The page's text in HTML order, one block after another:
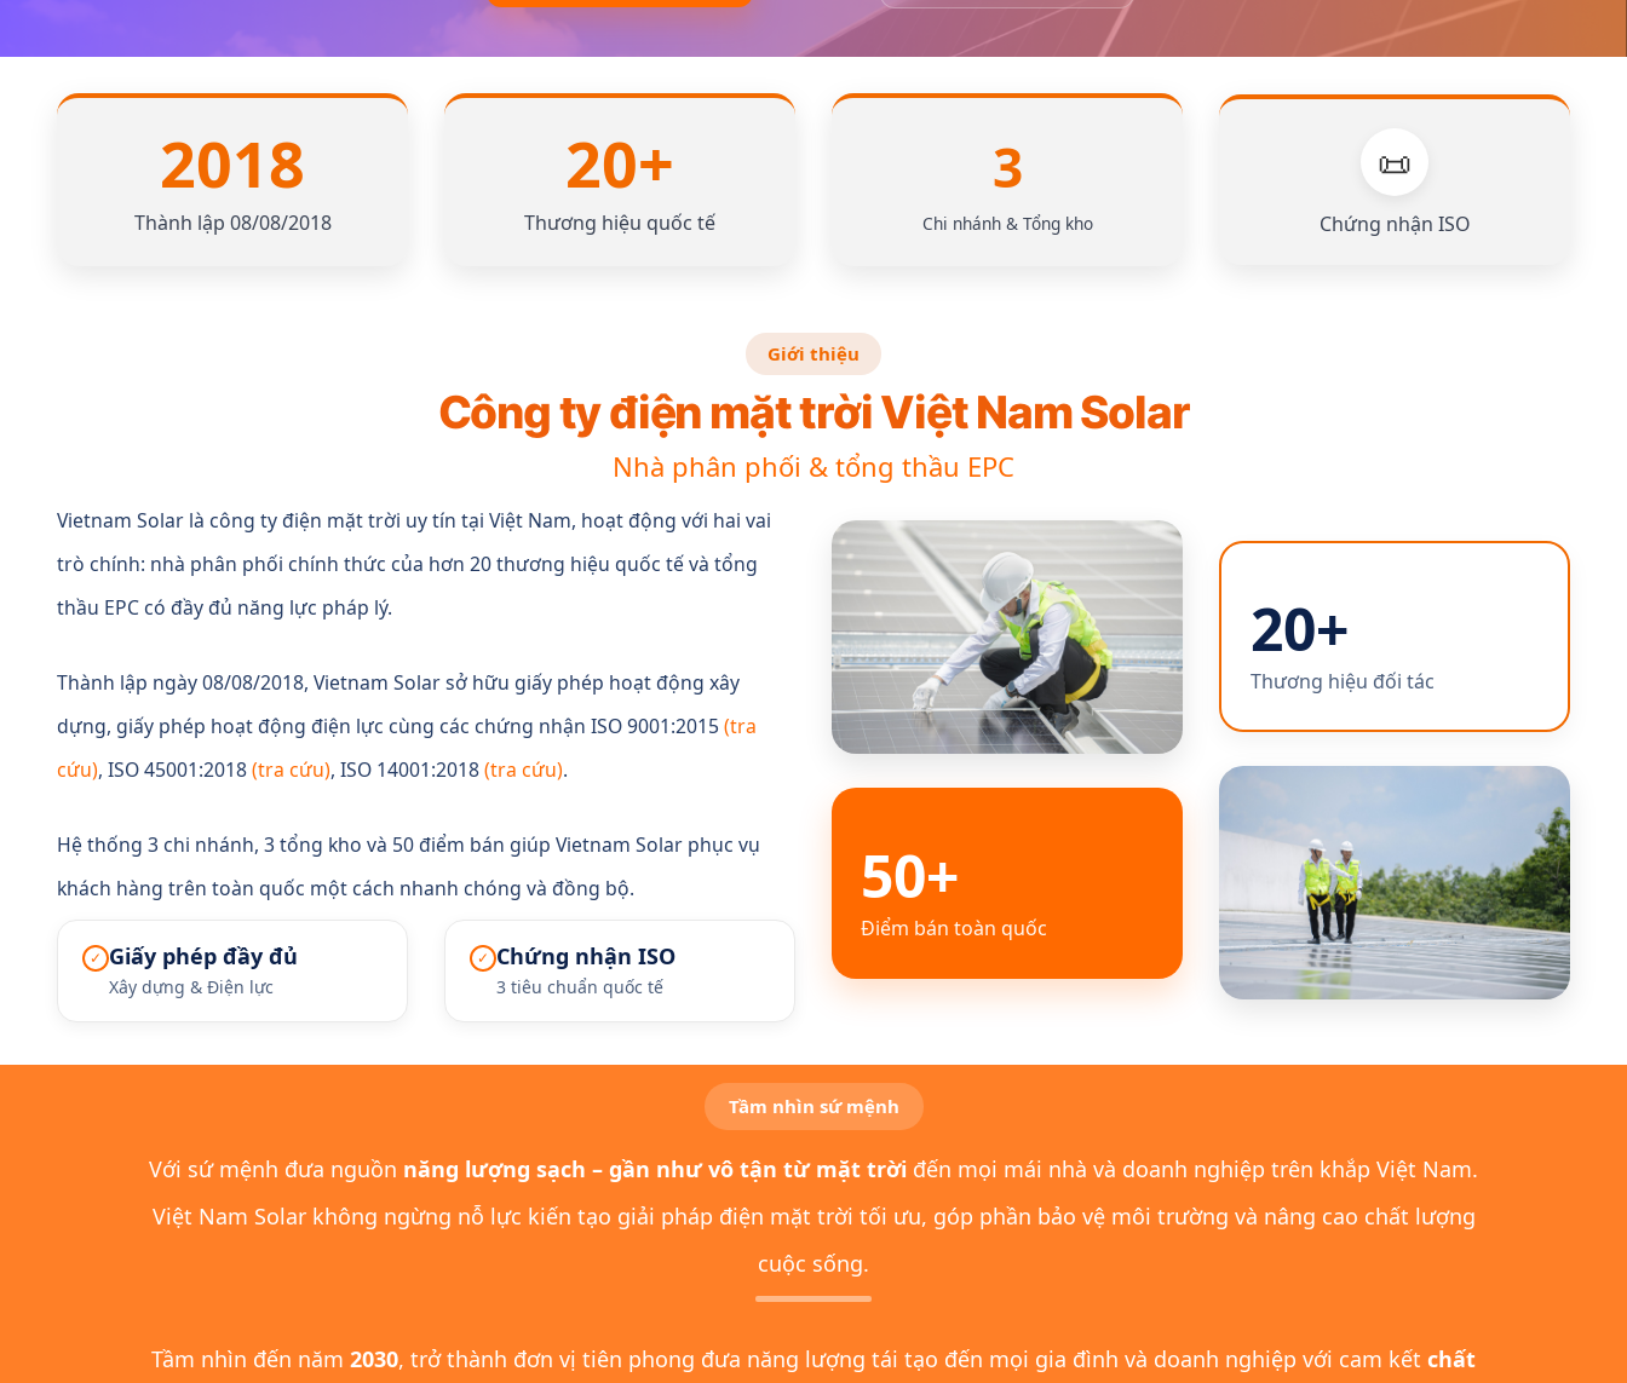
2018
Thành lập 08/08/2018
20+
Thương hiệu quốc tế
3
Chi nhánh & Tổng kho
📜
Chứng nhận ISO
Giới thiệu
Công ty điện mặt trời Việt Nam Solar
Nhà phân phối & tổng thầu EPC
Vietnam Solar là công ty điện mặt trời uy tín tại Việt Nam, hoạt động với hai vai
trò chính: nhà phân phối chính thức của hơn 20 thương hiệu quốc tế và tổng
thầu EPC có đầy đủ năng lực pháp lý.
Thành lập ngày 08/08/2018, Vietnam Solar sở hữu giấy phép hoạt động xây
dựng, giấy phép hoạt động điện lực cùng các chứng nhận ISO 9001:2015 (tra
cứu), ISO 45001:2018(tra cứu), ISO 14001:2018(tra cứu).
Hệ thống 3 chi nhánh, 3 tổng kho và 50 điểm bán giúp Vietnam Solar phục vụ
khách hàng trên toàn quốc một cách nhanh chóng và đồng bộ.
✓ Giấy phép đầy đủ
Xây dựng & Điện lực
✓ Chứng nhận ISO
3 tiêu chuẩn quốc tế
20+
Thương hiệu đối tác
50+
Điểm bán toàn quốc
Tầm nhìn sứ mệnh
Với sứ mệnh đưa nguồn năng lượng sạch – gần như vô tận từ mặt trời đến mọi mái nhà và doanh nghiệp trên khắp Việt Nam.
Việt Nam Solar không ngừng nỗ lực kiến tạo giải pháp điện mặt trời tối ưu, góp phần bảo vệ môi trường và nâng cao chất lượng
cuộc sống.
Tầm nhìn đến năm 2030, trở thành đơn vị tiên phong đưa năng lượng tái tạo đến mọi gia đình và doanh nghiệp với cam kết chất